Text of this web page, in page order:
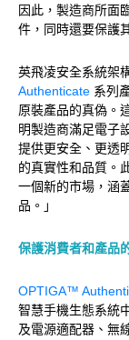
因此，製造商所面
件，同時還要保護
英飛凌安全系統架
Authenticate 系列
原裝產品的真偽。
明製造商滿足電子
提供更安全、更透
的真實性和品質。
一個新的市場，涵
品。」
保護消費者和產品
OPTIGA™
智慧手機生態系統
及電源適配器、無